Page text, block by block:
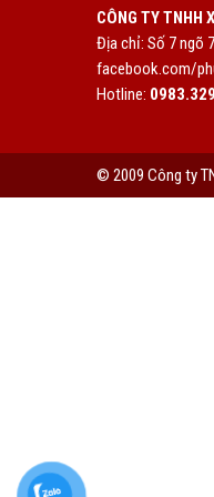
CÔNG TY TNHH
Địa chỉ: Số 7 ngõ
facebook.com/
Hotline:
© 2009 Công ty